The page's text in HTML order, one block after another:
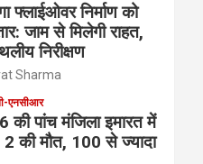
निर्माण को
जाम से मिलेगी राहत,
निरीक्षण
Sharma
एनसीआर
की पांच मंजिला इमारत में
की मौत, 100 से ज्यादा